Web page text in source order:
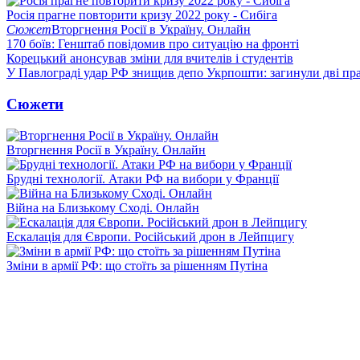
Росія прагне повторити кризу 2022 року - Сибіга
СюжетВторгнення Росії в Україну. Онлайн
170 боїв: Генштаб повідомив про ситуацію на фронті
Корецький анонсував зміни для вчителів і студентів
У Павлограді удар РФ знищив депо Укрпошти: загинули дві
Сюжети
Вторгнення Росії в Україну. Онлайн
Брудні технології. Атаки РФ на вибори у Франції
Війна на Близькому Сході. Онлайн
Ескалація для Європи. Російський дрон в Лейпцигу
Зміни в армії РФ: що стоїть за рішенням Путіна